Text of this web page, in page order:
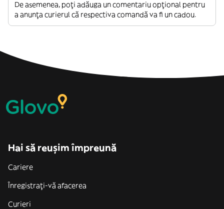
De asemenea, poți adăuga un comentariu opțional pentru
a anunța curierul că respectiva comandă va fi un cadou.
Hai să reușim împreună
Cariere
Înregistrați-vă afacerea
Curieri